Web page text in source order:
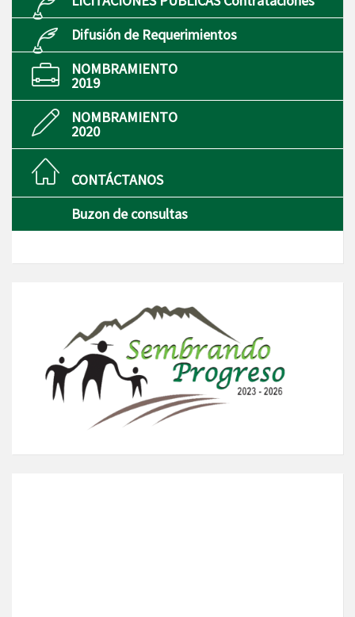
Difusión de Requerimientos
NOMBRAMIENTO
2019
NOMBRAMIENTO
2020
CONTÁCTANOS
Buzon de consultas